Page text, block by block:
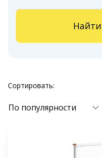
Найти
Сортировать:
По популярности